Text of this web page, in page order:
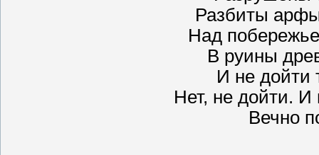
Разбиты
Над
В руины
И не дойти
Нет, не дойти. И
Вечно